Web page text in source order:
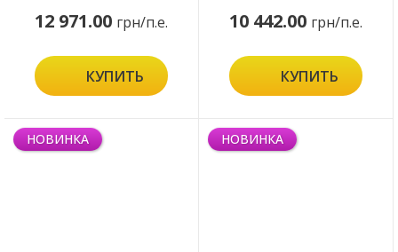
12 971.00 грн/п.е.
КУПИТЬ
10 442.00 грн/п.е.
КУПИТЬ
НОВИНКА НОВИНКА